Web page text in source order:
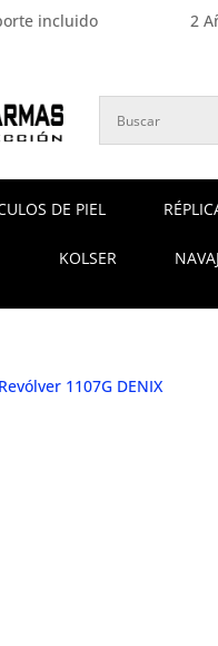
incluido 2
DE PIEL
KOLSER
1107G DENIX